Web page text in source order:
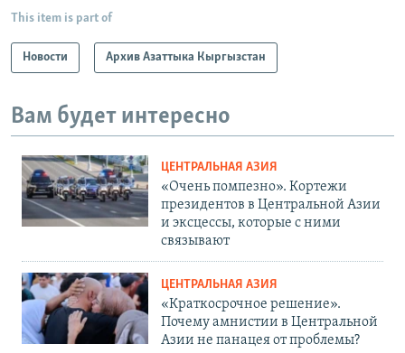
This item is part of
Новости Архив Азаттыка Кыргызстан
Вам будет интересно
ЦЕНТРАЛЬНАЯ АЗИЯ
«Очень помпезно». Кортежи
президентов в Центральной Азии
и эксцессы, которые с ними
связывают
ЦЕНТРАЛЬНАЯ АЗИЯ
«Краткосрочное решение».
Почему амнистии в Центральной
Азии не панацея от проблемы?